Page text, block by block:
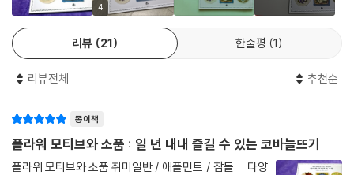
초보자도 쉽게 즐길 수 있도록 하였다. 모티브의 크기가 10~15센티미터
로 구성되어 있어 가볍게 뜰 수 있는 것도 장점이다. 부담 없이 매일매일 즐
길 수 있는 코바늘뜨기. 사계절 다양한 플라워 모티브로 당신의 매일을 화
4
리뷰 21 한줄평 1
리뷰전체 추천순
종이책
플라워 모티브와 소품 : 일 년 내내 즐길 수 있는 코바늘뜨기
플라워 모티브와 소품 취미일반 / 애플민트 / 참돌 다양